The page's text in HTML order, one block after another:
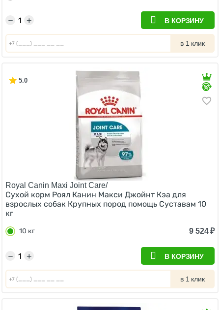
+
− В КОРЗИНУ
в 1 клик
5.0
Royal Canin Maxi Joint Care/
Сухой корм Роял Канин Макси Джойнт Кэа для
взрослых собак Крупных пород помощь Суставам 10
кг
10 кг 9 524₽
+
− В КОРЗИНУ
в 1 клик